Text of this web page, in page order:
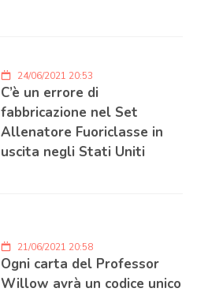
24/06/2021 20:53
C’è un errore di
fabbricazione nel Set
Allenatore Fuoriclasse in
uscita negli Stati Uniti
21/06/2021 20:58
Ogni carta del Professor
Willow avrà un codice unico